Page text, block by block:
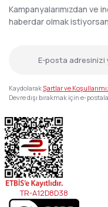
Kampanyalarımızdan ve
haberdar olmak
KaydolarakŞartlar ve
Devre dışı bırakmak için e-
TR-A12D8D38